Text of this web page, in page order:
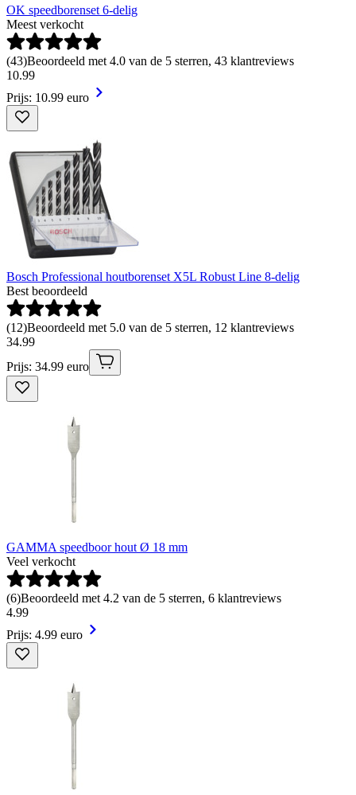
OK speedborenset 6-delig
Meest verkocht
(43)Beoordeeld met 4.0 van de 5 sterren, 43 klantreviews
10.99
Prijs: 10.99 euro
Bosch Professional houtborenset X5L Robust Line 8-delig
Best beoordeeld
(12)Beoordeeld met 5.0 van de 5 sterren, 12 klantreviews
34.99
Prijs: 34.99 euro
GAMMA speedboor hout Ø 18 mm
Veel verkocht
(6)Beoordeeld met 4.2 van de 5 sterren, 6 klantreviews
4.99
Prijs: 4.99 euro